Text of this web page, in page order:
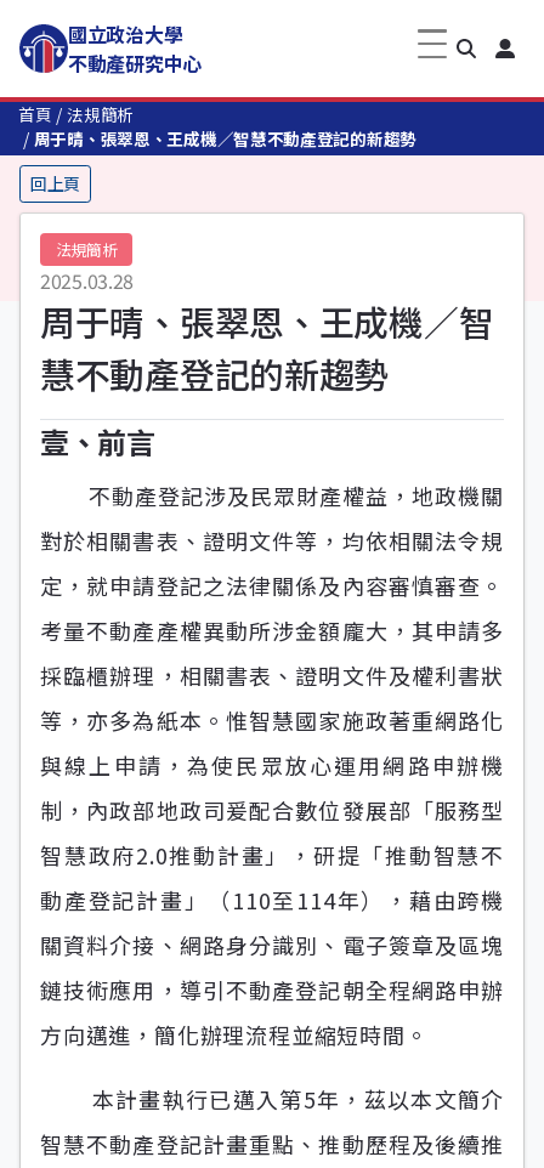
國立政治大學
不動產研究中心
首頁
法規簡析
周于晴、張翠恩、王成機／智慧不動產登記的新趨勢
回上頁
法規簡析
2025.03.28
周于晴、張翠恩、王成機／智
慧不動產登記的新趨勢
壹、前言
不動產登記涉及民眾財產權益，地政機關
對於相關書表、證明文件等，均依相關法令規
定，就申請登記之法律關係及內容審慎審查。
考量不動產產權異動所涉金額龐大，其申請多
採臨櫃辦理，相關書表、證明文件及權利書狀
等，亦多為紙本。惟智慧國家施政著重網路化
與線上申請，為使民眾放心運用網路申辦機
制，內政部地政司爰配合數位發展部「服務型
智慧政府2.0推動計畫」，研提「推動智慧不
動產登記計畫」（110至114年），藉由跨機
關資料介接、網路身分識別、電子簽章及區塊
鏈技術應用，導引不動產登記朝全程網路申辦
方向邁進，簡化辦理流程並縮短時間。
本計畫執行已邁入第5年，茲以本文簡介
智慧不動產登記計畫重點、推動歷程及後續推